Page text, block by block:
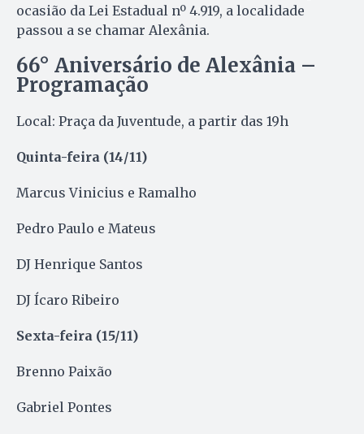
ocasião da Lei Estadual nº 4.919, a localidade
passou a se chamar Alexânia.
66° Aniversário de Alexânia –
Programação
Local: Praça da Juventude, a partir das 19h
Quinta-feira (14/11)
Marcus Vinicius e Ramalho
Pedro Paulo e Mateus
DJ Henrique Santos
DJ Ícaro Ribeiro
Sexta-feira (15/11)
Brenno Paixão
Gabriel Pontes